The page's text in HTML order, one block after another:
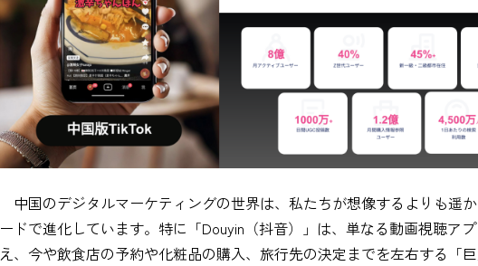
中国のデジタルマーケティングの世界は、私たちが想像するよりも遥
ードで進化しています。特に「Douyin（抖音）」は、単なる動画視聴ア
え、今や飲食店の予約や化粧品の購入、旅行先の決定までを左右する「